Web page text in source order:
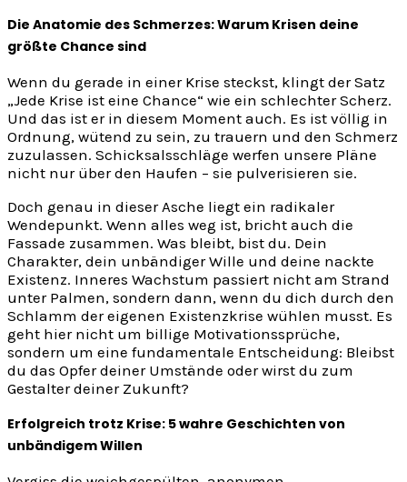
Die Anatomie des Schmerzes: Warum Krisen deine
größte Chance sind
Wenn du gerade in einer Krise steckst, klingt der Satz
„Jede Krise ist eine Chance“ wie ein schlechter Scherz.
Und das ist er in diesem Moment auch. Es ist völlig in
Ordnung, wütend zu sein, zu trauern und den Schmerz
zuzulassen. Schicksalsschläge werfen unsere Pläne
nicht nur über den Haufen – sie pulverisieren sie.
Doch genau in dieser Asche liegt ein radikaler
Wendepunkt. Wenn alles weg ist, bricht auch die
Fassade zusammen. Was bleibt, bist du. Dein
Charakter, dein unbändiger Wille und deine nackte
Existenz. Inneres Wachstum passiert nicht am Strand
unter Palmen, sondern dann, wenn du dich durch den
Schlamm der eigenen Existenzkrise wühlen musst. Es
geht hier nicht um billige Motivationssprüche,
sondern um eine fundamentale Entscheidung: Bleibst
du das Opfer deiner Umstände oder wirst du zum
Gestalter deiner Zukunft?
Erfolgreich trotz Krise: 5 wahre Geschichten von
unbändigem Willen